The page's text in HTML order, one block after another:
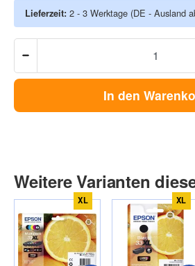
Lieferzeit: 2 - 3 Werktage (DE - Ausland
In den
Weitere Varianten
XL XL